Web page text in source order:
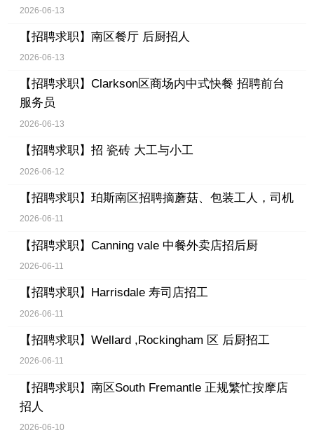
2026-06-13
【招聘求职】 南区餐厅 后厨招人
2026-06-13
【招聘求职】 Clarkson区商场内中式快餐 招聘前台
服务员
2026-06-13
【招聘求职】 招 瓷砖 大工与小工
2026-06-12
【招聘求职】 珀斯南区招聘摘蘑菇、包装工人，司机
2026-06-11
【招聘求职】 Canning vale 中餐外卖店招后厨
2026-06-11
【招聘求职】 Harrisdale 寿司店招工
2026-06-11
【招聘求职】 Wellard ,Rockingham 区 后厨招工
2026-06-11
【招聘求职】 南区South Fremantle 正规繁忙按摩店
招人
2026-06-10